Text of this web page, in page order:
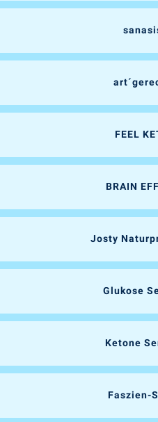
FEEL
BRAIN
Josty
Glukose
Ketone
Faszien-